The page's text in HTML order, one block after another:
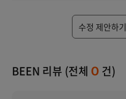
수정 제안하기
BEEN 리뷰 (전체 0 건)